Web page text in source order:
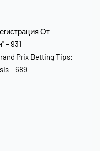
От
– 931
Prix Betting Tips:
– 689